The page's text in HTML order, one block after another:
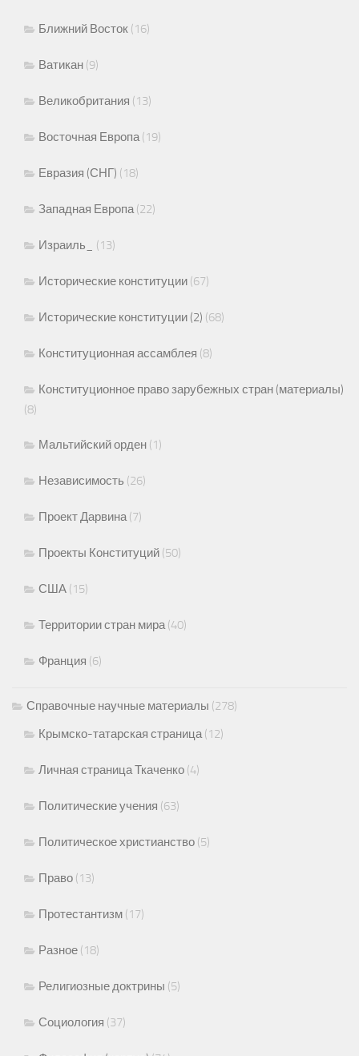
Ближний Восток (16)
Ватикан (9)
Великобритания (13)
Восточная Европа(19)
Евразия (СНГ) (18)
Западная Европа(22)
Израиль_ (13)
Исторические конституции (67)
Исторические конституции (2) (68)
Конституционная ассамблея (8)
Конституционное право зарубежных стран (материалы)
(8)
Мальтийский орден (1)
Независимость (26)
Проект Дарвина(7)
Проекты Конституций (50)
США (15)
Территории стран мира(40)
Франция (6)
Справочные научные материалы (278)
Крымско-татарская страница(12)
Личная страница Ткаченко (4)
Политические учения (63)
Политическое христианство (5)
Право (13)
Протестантизм (17)
Разное (18)
Религиозные доктрины (5)
Социология (37)